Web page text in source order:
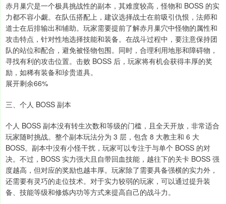
赤月巢穴是一个极具挑战性的副本，其难度较高，怪物和 BOSS 的实
力都不容小觑。在队伍搭配上，建议选择战士在前吸引仇恨，法师和
道士在后排输出和辅助。玩家需要提前了解赤月巢穴中怪物的属性和
攻击特点，针对性地选择技能和装备。在战斗过程中，要注意保持团
队的站位和配合，避免被怪物包围。同时，合理利用地形和障碍物，
寻找有利的攻击位置。击败 BOSS 后，玩家将有机会获得丰厚的奖
励，如稀有装备和珍贵道具。
展开剩余66%
三、个人 BOSS 副本
个人 BOSS 副本没有转生次数和等级的门槛，且全天开放，非常适合
玩家随时挑战。整个副本玩法分为 3 层，包含 8 大教主和 6 大
BOSS。副本中没有小怪干扰，玩家可以专注于与单个 BOSS 的对
决。不过，BOSS 实力强大且自带回血技能，越往下的关卡 BOSS 强
度越高，但对应的奖励也越丰厚。玩家除了需要具备强横的实力外，
还需要有灵巧的走位技术。对于实力较弱的玩家，可以通过提升装
备、技能等级和修炼内功等方式来提高自己的战斗力。